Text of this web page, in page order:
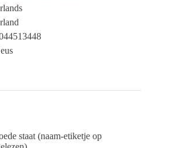
staat (naam-etiketje op